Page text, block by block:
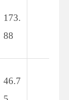
173.
88
46.7